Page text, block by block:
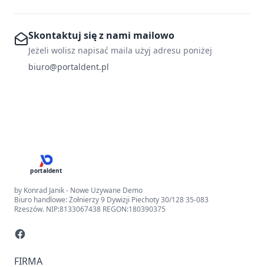
Skontaktuj się z nami mailowo
Jeżeli wolisz napisać maila użyj adresu poniżej
biuro@portaldent.pl
portaldent
by Konrad Janik - Nowe Uzywane Demo
Biuro handlowe: Żołnierzy 9 Dywizji Piechoty 30/128 35-083
Rzeszów. NIP:8133067438 REGON:180390375
FIRMA